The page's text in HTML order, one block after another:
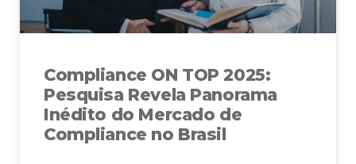
Compliance ON TOP 2025:
Pesquisa Revela Panorama
Inédito do Mercado de
Compliance no Brasil